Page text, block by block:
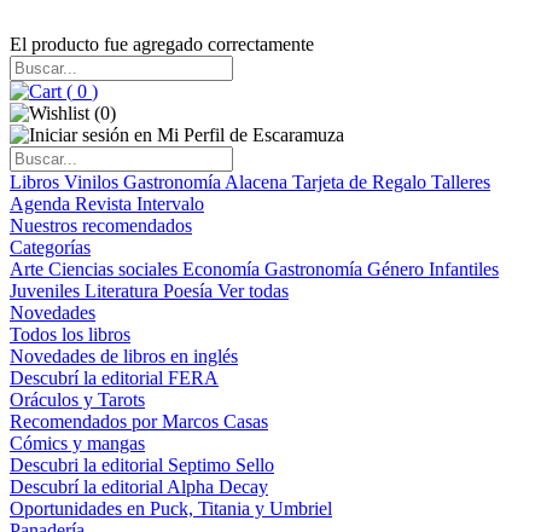
El producto fue agregado correctamente
( 0 )
(0)
Libros Vinilos Gastronomía Alacena Tarjeta de Regalo Talleres
Agenda Revista Intervalo
Nuestros recomendados
Categorías
Arte Ciencias sociales Economía Gastronomía Género Infantiles
Juveniles Literatura Poesía Ver todas
Novedades
Todos los libros
Novedades de libros en inglés
Descubrí la editorial FERA
Oráculos y Tarots
Recomendados por Marcos Casas
Cómics y mangas
Descubri la editorial Septimo Sello
Descubrí la editorial Alpha Decay
Oportunidades en Puck, Titania y Umbriel